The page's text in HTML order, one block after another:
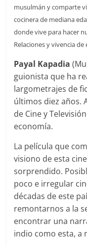
musulmán y comparte
cocinera de mediana
donde vive para hacer
Relaciones y vivencia
Payal Kapadia
guionista que ha
largometrajes de
últimos diez años.
de Cine y
economía.
La película que
visiono de esta
sorprendido.
poco e irregular
décadas de este
remontarnos a la
encontrar una
indio como esta, a